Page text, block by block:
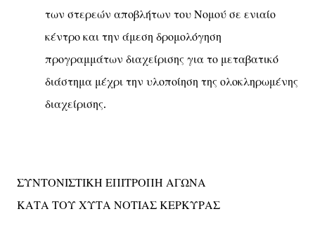
των στερεών αποβλήτων του Νομού σε ενιαίο
κέντρο και την άμεση δρομολόγηση
προγραμμάτων διαχείρισης για το μεταβατικό
διάστημα μέχρι την υλοποίηση της ολοκληρωμένης
διαχείρισης.
ΣΥΝΤΟΝΙΣΤΙΚΗ ΕΠΙΤΡΟΠΗ ΑΓΩΝΑ
ΚΑΤΑ ΤΟΥ ΧΥΤΑ ΝΟΤΙΑΣ ΚΕΡΚΥΡΑΣ